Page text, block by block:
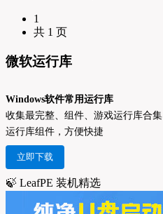
1
共 1 页
微软运行库
Windows软件常用运行库
收集最完整、组件、游戏运行库合集
运行库组件，方便快捷
立即下载
🍃 LeafPE 装机精选